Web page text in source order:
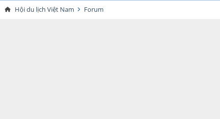
Hội du lịch Việt Nam Forum